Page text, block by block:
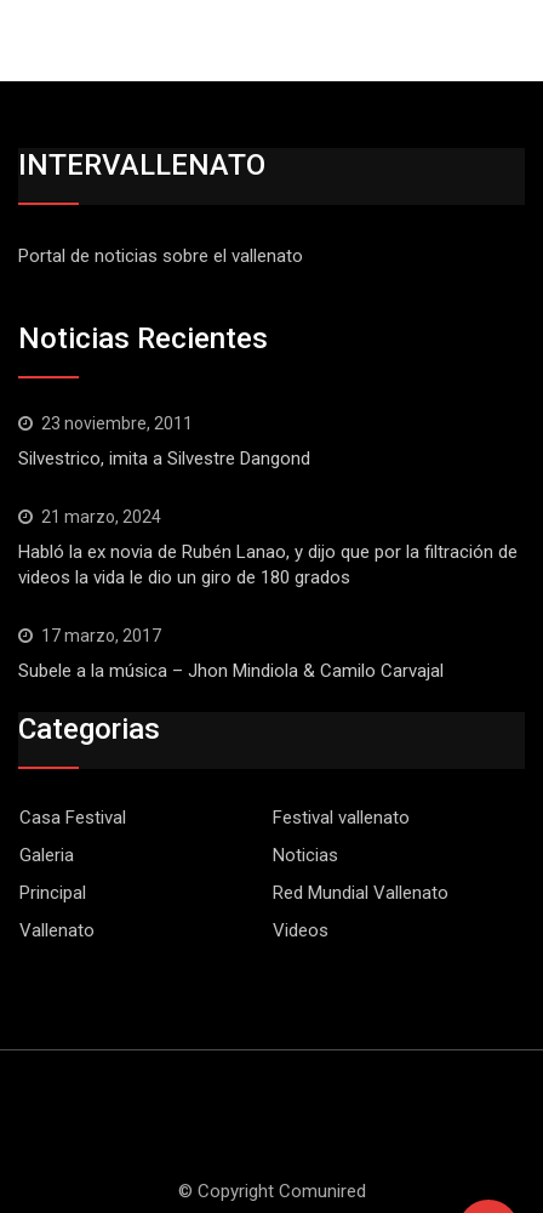
INTERVALLENATO
Portal de noticias sobre el vallenato
Noticias Recientes
23 noviembre, 2011
Silvestrico, imita a Silvestre Dangond
21 marzo, 2024
Habló la ex novia de Rubén Lanao, y dijo que por la filtración de
videos la vida le dio un giro de 180 grados
17 marzo, 2017
Subele a la música – Jhon Mindiola & Camilo Carvajal
Categorias
Casa Festival
Festival vallenato
Galeria
Noticias
Principal
Red Mundial Vallenato
Vallenato
Videos
© Copyright Comunired